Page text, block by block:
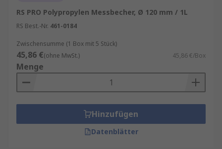
RS PRO Polypropylen Messbecher, Ø 120 mm / 1L
RS Best.-Nr. 461-0184
Zwischensumme (1 Box mit 5 Stück)
45,86 €(ohne MwSt.) 45,86 €/Box
Menge
Hinzufügen
Datenblätter